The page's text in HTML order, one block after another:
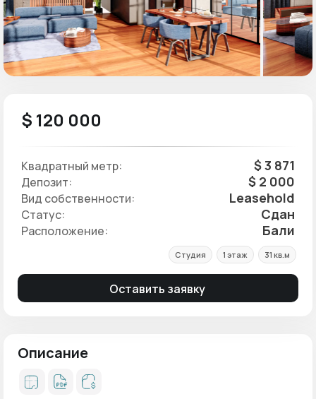
$ 120 000
Квадратный метр: $ 3 871
Депозит: $ 2 000
Вид собственности: Leasehold
Статус: Сдан
Расположение: Бали
Студия 1 этаж 31 кв.м
Оставить заявку
Описание